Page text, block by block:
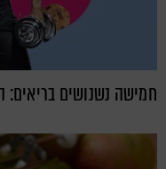
חמישה נשנושים בריאים: